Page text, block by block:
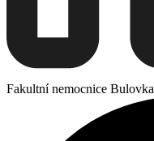
Fakultní nemocnice Bulovka